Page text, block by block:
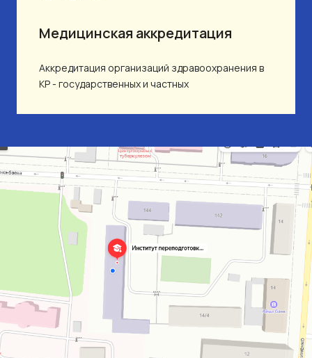
Медицинская аккредитация
Аккредитация организаций здравоохранения в
КР - государственных и частных